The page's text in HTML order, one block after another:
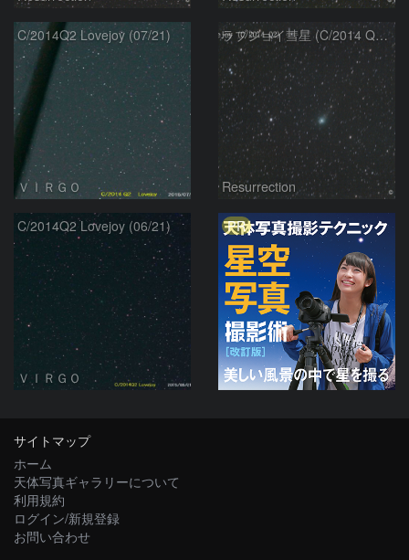
C/2014Q2 Lovejoy (07/21)
ＶＩＲＧＯ
ラブジョイ彗星 (C/2014 Q2) 7/21
Resurrection
C/2014Q2 Lovejoy (06/21)
ＶＩＲＧＯ
PR
サイトマップ
ホーム
天体写真ギャラリーについて
利用規約
ログイン/新規登録
お問い合わせ